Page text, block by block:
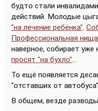
будто стали
действий. Молодые
"на лечение ребёнка".
Профессиональная
наверное, собирает
просят "на бухло"...
То ещё появляется
"отставших от
В общем, везде